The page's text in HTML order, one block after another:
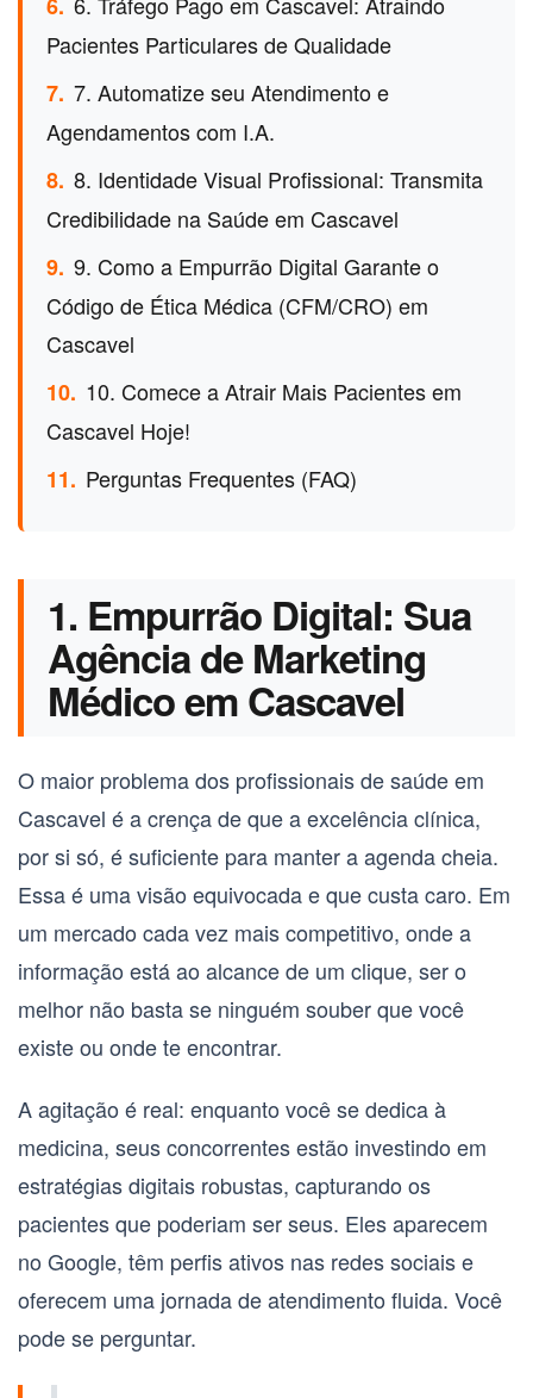
Pacientes Particulares de Qualidade
7. 7. Automatize seu Atendimento e
Agendamentos com I.A.
8. 8. Identidade Visual Profissional: Transmita
Credibilidade na Saúde em Cascavel
9. 9. Como a Empurrão Digital Garante o
Código de Ética Médica (CFM/CRO) em
Cascavel
10. 10. Comece a Atrair Mais Pacientes em
Cascavel Hoje!
11. Perguntas Frequentes (FAQ)
1. Empurrão Digital: Sua
Agência de Marketing
Médico em Cascavel
O maior problema dos profissionais de saúde em
Cascavel é a crença de que a excelência clínica,
por si só, é suficiente para manter a agenda cheia.
Essa é uma visão equivocada e que custa caro. Em
um mercado cada vez mais competitivo, onde a
informação está ao alcance de um clique, ser o
melhor não basta se ninguém souber que você
existe ou onde te encontrar.
A agitação é real: enquanto você se dedica à
medicina, seus concorrentes estão investindo em
estratégias digitais robustas, capturando os
pacientes que poderiam ser seus. Eles aparecem
no Google, têm perfis ativos nas redes sociais e
oferecem uma jornada de atendimento fluida. Você
pode se perguntar.